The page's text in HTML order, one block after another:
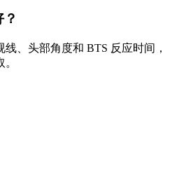
、头部角度和 BTS 反应时间，